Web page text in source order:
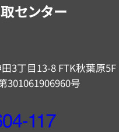
センター
3丁目13-8 FTK秋葉原5F
301061906960号